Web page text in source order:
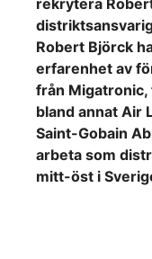
Robert Björck
erfarenhet av
från
bland annat Air
Saint-Gobain
arbeta som
mitt-öst i